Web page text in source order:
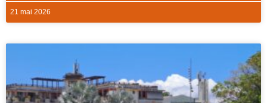
21 mai 2026